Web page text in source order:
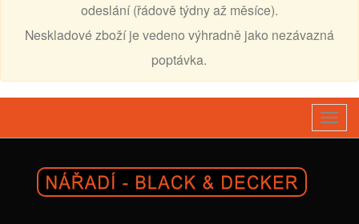
odeslání (řádově týdny až měsíce).
Neskladové zboží je vedeno výhradně jako nezávazná
poptávka.